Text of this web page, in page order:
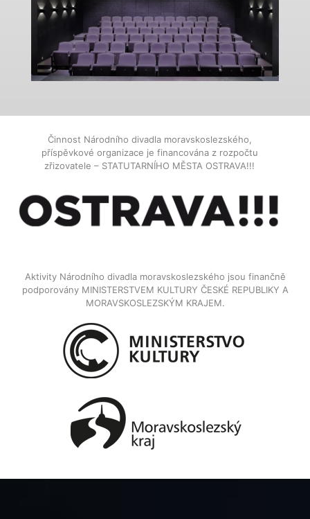
Činnost Národního divadla moravskoslezského,
příspěvkové organizace je financována z rozpočtu
zřizovatele – STATUTARNÍHO MĚSTA OSTRAVA!!!
Aktivity Národního divadla moravskoslezského jsou finančně
podporovány MINISTERSTVEM KULTURY ČESKÉ REPUBLIKY A
MORAVSKOSLEZSKÝM KRAJEM.